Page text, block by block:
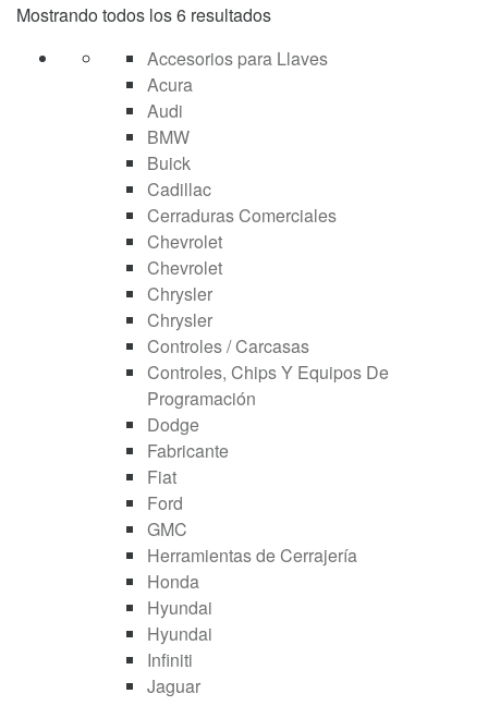
Mostrando todos los 6 resultados
Accesorios para Llaves
Acura
Audi
BMW
Buick
Cadillac
Cerraduras Comerciales
Chevrolet
Chevrolet
Chrysler
Chrysler
Controles / Carcasas
Controles, Chips Y Equipos De
Programación
Dodge
Fabricante
Fiat
Ford
GMC
Herramientas de Cerrajería
Honda
Hyundai
Hyundai
Infiniti
Jaguar